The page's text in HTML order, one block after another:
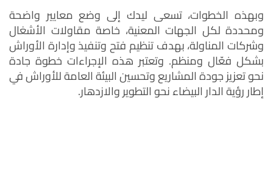
وبهذه الخطوات، تسعى ليدك إلى وضع معايير واضحة
ومحددة لكل الجهات المعنية، خاصة مقاولات الأشغال
وشركات المناولة، بهدف تنظيم فتح وتنفيذ وإدارة الأوراش
بشكل فعّال ومنظم. وتعتبر هذه الإجراءات خطوة جادة
نحو تعزيز جودة المشاريع وتحسين البيئة العامة للأوراش في
إطار رؤية الدار البيضاء نحو التطوير والازدهار.